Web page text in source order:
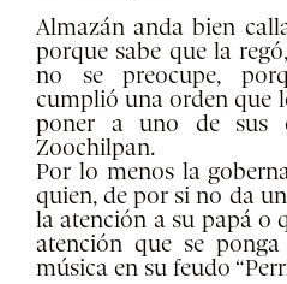
Almazán anda bien
porque sabe que la
no se preocupe,
cumplió una orden que
poner a uno de sus
Zoochilpan.
Por lo menos la
quien, de por si no da
la atención a su papá o
atención que se
música en su feudo